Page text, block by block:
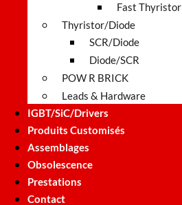
Fast Thyristor
Thyristor/Diode
SCR/Diode
Diode/SCR
POW R BRICK
Leads & Hardware
IGBT/SiC/Drivers
Produits Customisés
Assemblages
Obsolescence
Prestations
Contact